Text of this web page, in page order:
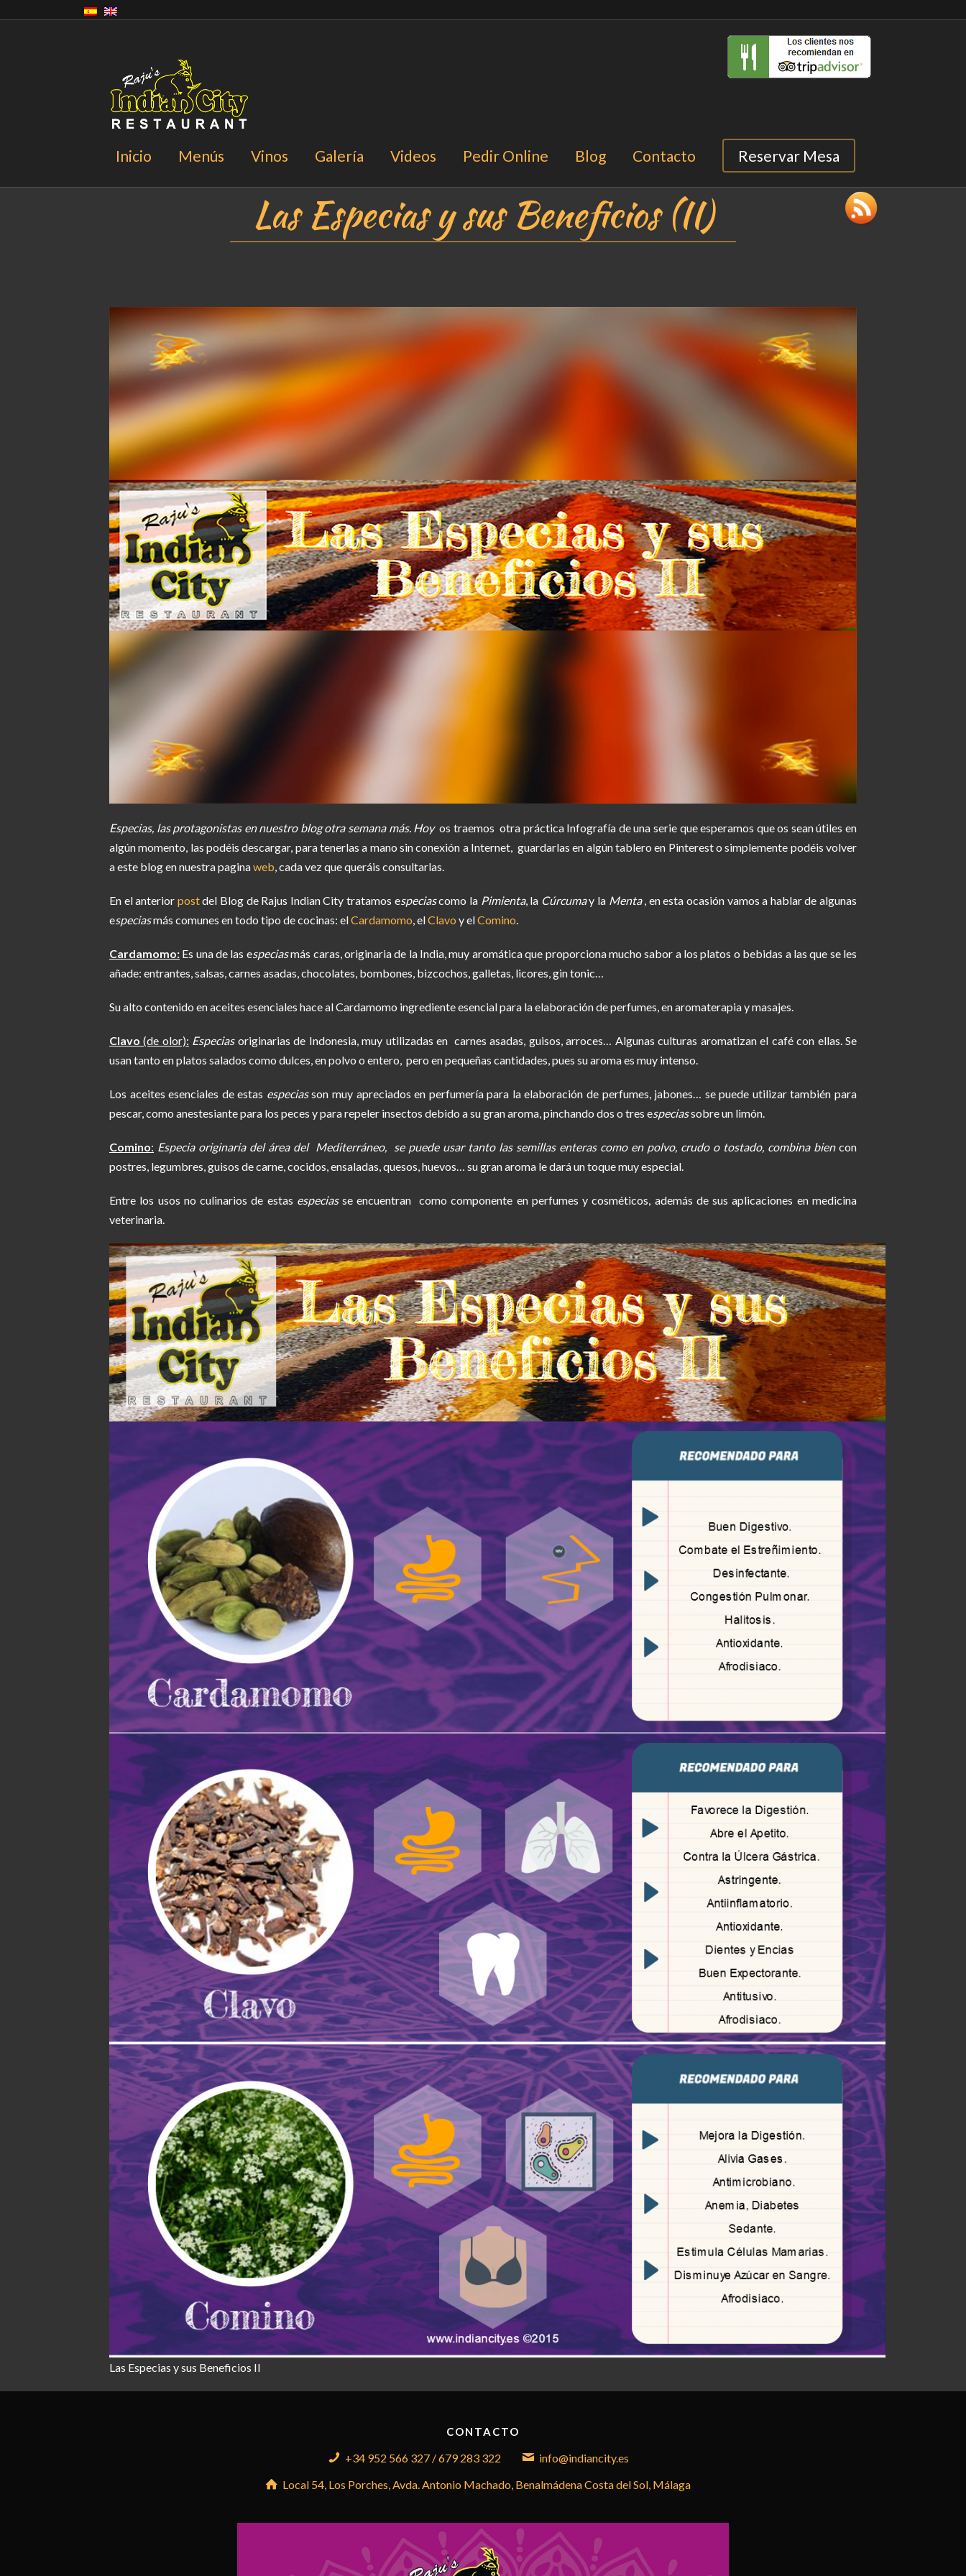
Inicio Menús Vinos Galería Videos Pedir Online Blog Contacto Reservar Mesa
Las Especias y sus Beneficios (II)
Especias, las protagonistas en nuestro blog otra semana más. Hoy os traemos otra práctica Infografía de una serie que esperamos que os sean útiles en
algún momento, las podéis descargar, para tenerlas a mano sin conexión a Internet, guardarlas en algún tablero en Pinterest o simplemente podéis volver
a este blog en nuestra paginaweb , cada vez que queráis consultarlas.
En el anterior postdel Blog de Rajus Indian City tratamos especiascomo la Pimienta, la Cúrcumay la Menta, en esta ocasión vamos a hablar de algunas
especiasmás comunes en todo tipo de cocinas: elCardamomo , elClavo y elComino
Cardamomo: Es una de las especiasmás caras, originaria de la India, muy aromática que proporciona mucho sabor a los platos o bebidas a las que se les
añade: entrantes, salsas, carnes asadas, chocolates, bombones, bizcochos, galletas, licores, gin tonic…
Su alto contenido en aceites esenciales hace al Cardamomo ingrediente esencial para la elaboración de perfumes, en aromaterapia y masajes.
Clavo (de olor): Especiasoriginarias de Indonesia, muy utilizadas en carnes asadas, guisos, arroces… Algunas culturas aromatizan el café con ellas. Se
usan tanto en platos salados como dulces, en polvo o entero, pero en pequeñas cantidades, pues su aroma es muy intenso.
Los aceites esenciales de estas especiasson muy apreciados en perfumería para la elaboración de perfumes, jabones… se puede utilizar también para
pescar, como anestesiante para los peces y para repeler insectos debido a su gran aroma, pinchando dos o tres especiassobre un limón.
Comino: Especia originaria del área del Mediterráneo, se puede usar tanto las semillas enteras como en polvo, crudo o tostado, combina bien con
postres, legumbres, guisos de carne, cocidos, ensaladas, quesos, huevos… su gran aroma le dará un toque muy especial.
Entre los usos no culinarios de estas especiasse encuentran como componente en perfumes y cosméticos, además de sus aplicaciones en medicina
veterinaria.
Las Especias y sus Beneficios II
CONTACTO
+34 952 566 327 / 679 283 322
info@indiancity.es
Local 54, Los Porches, Avda. Antonio Machado, Benalmádena Costa del Sol, Málaga